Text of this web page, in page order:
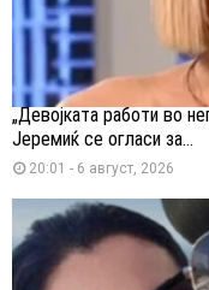
„Девојката работи во
Јеремиќ се огласи за...
20:01 - 6 август, 2026